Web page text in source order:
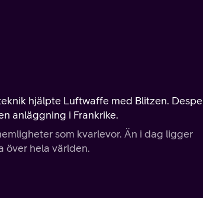
hjälpte Luftwaffe med Blitzen.
anläggning i Frankrike.
som kvarlevor. Än i dag ligger
över hela världen.